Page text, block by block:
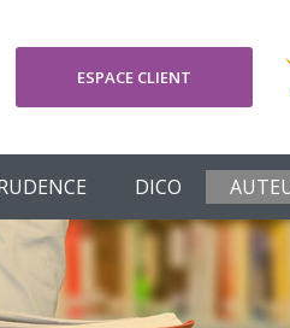
ESPACE CLIENT
Votre panier est
Votre Panier
DICO